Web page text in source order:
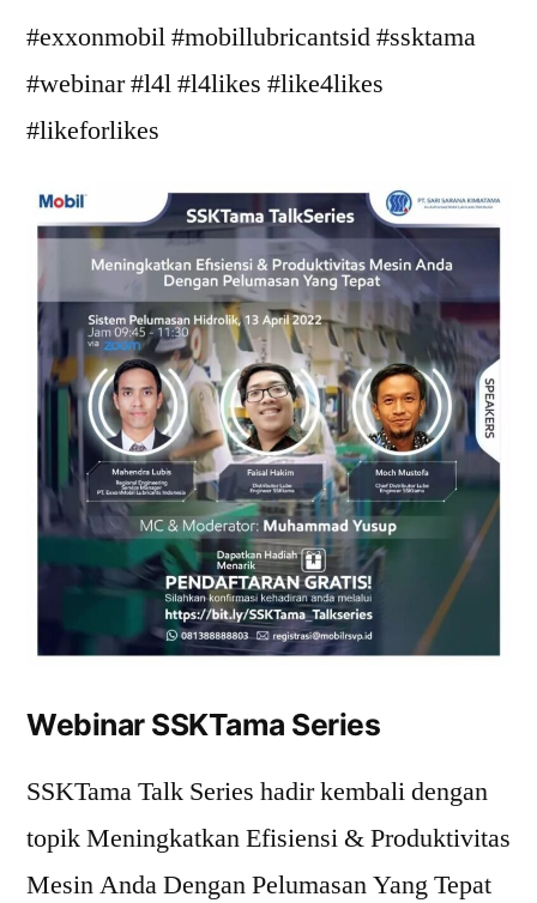
#exxonmobil #mobillubricantsid #ssktama
#webinar #l4l #l4likes #like4likes
#likeforlikes
Webinar SSKTama Series
SSKTama Talk Series hadir kembali dengan
topik Meningkatkan Efisiensi & Produktivitas
Mesin Anda Dengan Pelumasan Yang Tepat